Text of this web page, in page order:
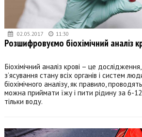
02.05.2017 11:30
Розшифровуємо біохімічний аналіз
Біохімічний аналіз крові – це
з’ясування стану всіх органів і систем
біохімічного аналізу, як правило,
можна приймати їжу і пити рідину за 6-
тільки воду.